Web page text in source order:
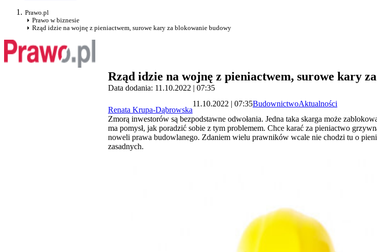
Prawo.pl
Prawo w biznesie
Rząd idzie na wojnę z pieniactwem, surowe kary za blokowanie budowy
Rząd idzie na wojnę z pieniactwem, surowe kary
Data dodania: 11.10.2022 | 07:35
Renata Krupa-Dąbrowska
11.10.2022 | 07:35BudownictwoAktualności
Zmorą inwestorów są bezpodstawne odwołania. Jedna taka skarga może
ma pomysł, jak poradzić sobie z tym problemem. Chce karać za pieniactwo
noweli prawa budowlanego. Zdaniem wielu prawników wcale nie chodzi tu o
zasadnych.